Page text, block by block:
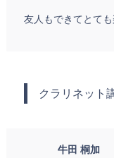
友人もできてとても
クラリネット
牛田 桐加